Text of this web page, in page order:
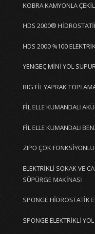
KOBRA KAMYONLA
HDS 2000®
HDS 2000 %100
YENGEÇ MİNİ YOL
BIG FİL YAPRAK
FİL ELLE KUMANDALI
FİL ELLE KUMANDALI
ZIPO ÇOK FONKSİYONLU
ELEKTRİKLİ SOKAK VE
SÜPÜRGE MAKİNASI
SPONGE HİDROSTATİK
SPONGE ELEKTRİKLİ